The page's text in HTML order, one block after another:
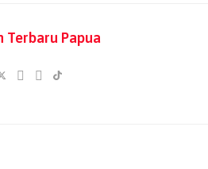
Terbaru Papua